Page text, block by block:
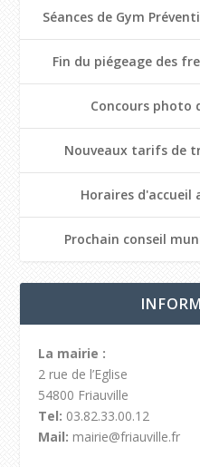
Séances de Gym
Fin du piégeage des
Concours photo
Nouveaux tarifs de
Horaires d'accueil
Prochain conseil
La mairie :
2 rue de l’Eglise
54800 Friauville
Tel: 03.82.33.00.12
Mail: mairie@friauville.fr